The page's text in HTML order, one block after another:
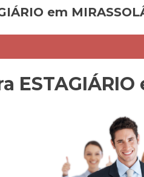
em
ESTAGIÁRIO